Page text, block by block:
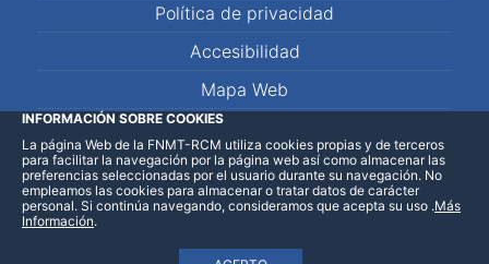
Política de privacidad
Accesibilidad
Mapa Web
LinkedInFacebookWhatsApp
INFORMACIÓN SOBRE COOKIES
La página Web de la FNMT-RCM utiliza cookies propias y de terceros
para facilitar la navegación por la página web así como almacenar las
preferencias seleccionadas por el usuario durante su navegación. No
empleamos las cookies para almacenar o tratar datos de carácter
personal. Si continúa navegando, consideramos que acepta su uso .Más
Información.